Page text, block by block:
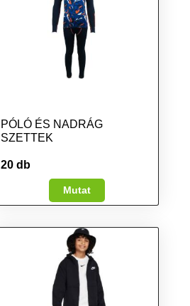
PÓLÓ ÉS NADRÁG
SZETTEK
20 db
Mutat